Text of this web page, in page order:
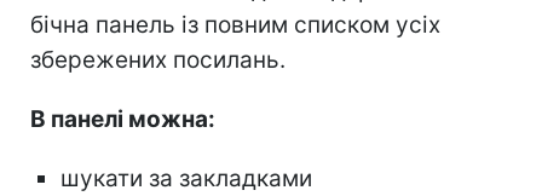
бічна панель із повним списком усіх
збережених посилань.
В панелі можна:
шукати за закладками